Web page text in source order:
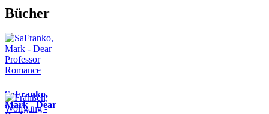
Bücher
SaFranko,
Mark - Dear